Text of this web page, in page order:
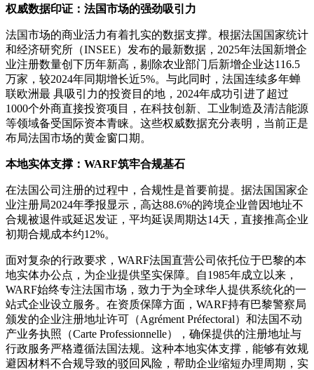
权威数据印证：法国市场的强劲吸引力
法国市场的商业活力有着扎实的数据支撑。根据法国国家统计
和经济研究所（INSEE）发布的最新数据，2025年法国新增企
业注册数量创下历年新高，剔除农业部门后新增企业达116.5
万家，较2024年同期增长近5%。与此同时，法国连续多年蝉
联欧洲最 具吸引力的投资目的地，2024年成功引进了超过
1000个外商直接投资项目，在科技创新、工业制造及清洁能源
等领域备受国际资本青睐。这些权威数据充分表明，当前正是
布局法国市场的黄金窗口期。
本地实体支撑：WARF筑牢合规基石
在法国公司注册的过程中，合规性是首要前提。据法国国家企
业注册局2024年季报显示，高达88.6%的跨境企业曾因地址不
合规被退件或延迟发证，平均延误周期达14天，直接推高企业
初期合规成本约12%。
面对复杂的行政要求，WARF法国直营公司依托位于巴黎的本
地实体办公点，为企业提供坚实保障。自1985年成立以来，
WARF始终专注法国市场，致力于为全球华人提供系统化的一
站式企业设立服务。在资质保障方面，WARF持有巴黎警察局
颁发的企业注册地址许可（Agrément Préfectoral）和法国不动
产业务执照（Carte Professionnelle），确保提供的注册地址与
行政服务严格遵循法国法规。这种本地实体支撑，能够有效规
避因材料不合规导致的驳回风险，帮助企业缩短办理周期，实